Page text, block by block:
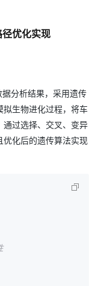
优化实现
分析结果，采用遗传
拟生物进化过程，将车
通过选择、交叉、变异
优化后的遗传算法实现